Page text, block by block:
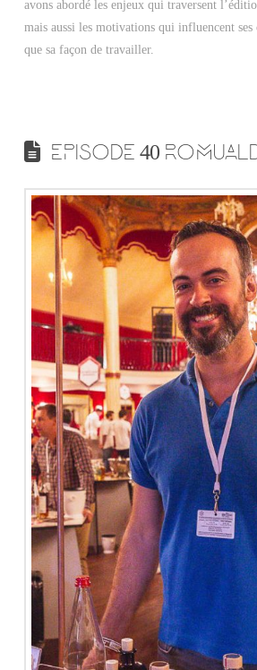
avons abordé les enjeux qui traversent
mais aussi les motivations qui influencent
que sa façon de travailler.
EPISODE 40